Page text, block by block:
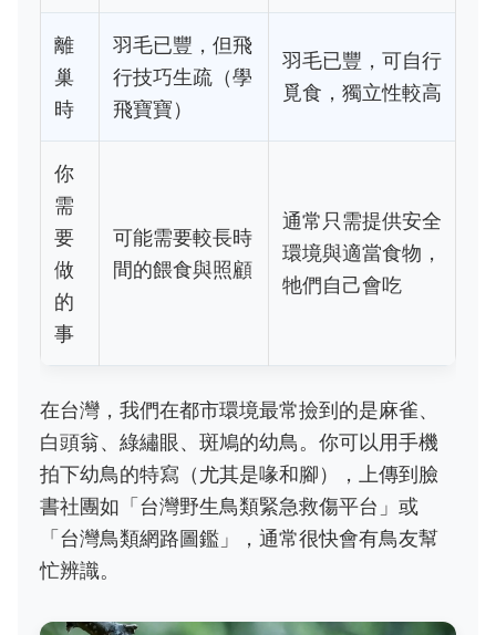
離
巢
時
羽毛已豐，但飛
行技巧生疏（學
飛寶寶）
羽毛已豐，可自行
覓食，獨立性較高
你
需
要
做
的
事
可能需要較長時
間的餵食與照顧
通常只需提供安全
環境與適當食物，
牠們自己會吃
在台灣，我們在都市環境最常撿到的是麻雀、
白頭翁、綠繡眼、斑鳩的幼鳥。你可以用手機
拍下幼鳥的特寫（尤其是喙和腳），上傳到臉
書社團如「台灣野生鳥類緊急救傷平台」或
「台灣鳥類網路圖鑑」，通常很快會有鳥友幫
忙辨識。